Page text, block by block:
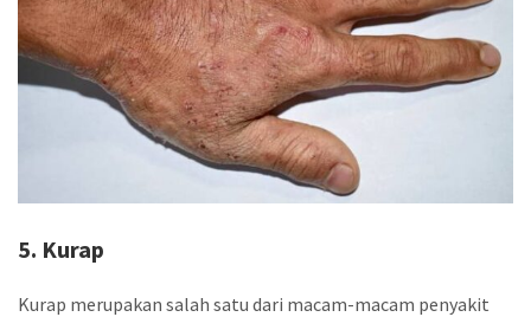
5. Kurap
Kurap merupakan salah satu dari macam-macam penyakit